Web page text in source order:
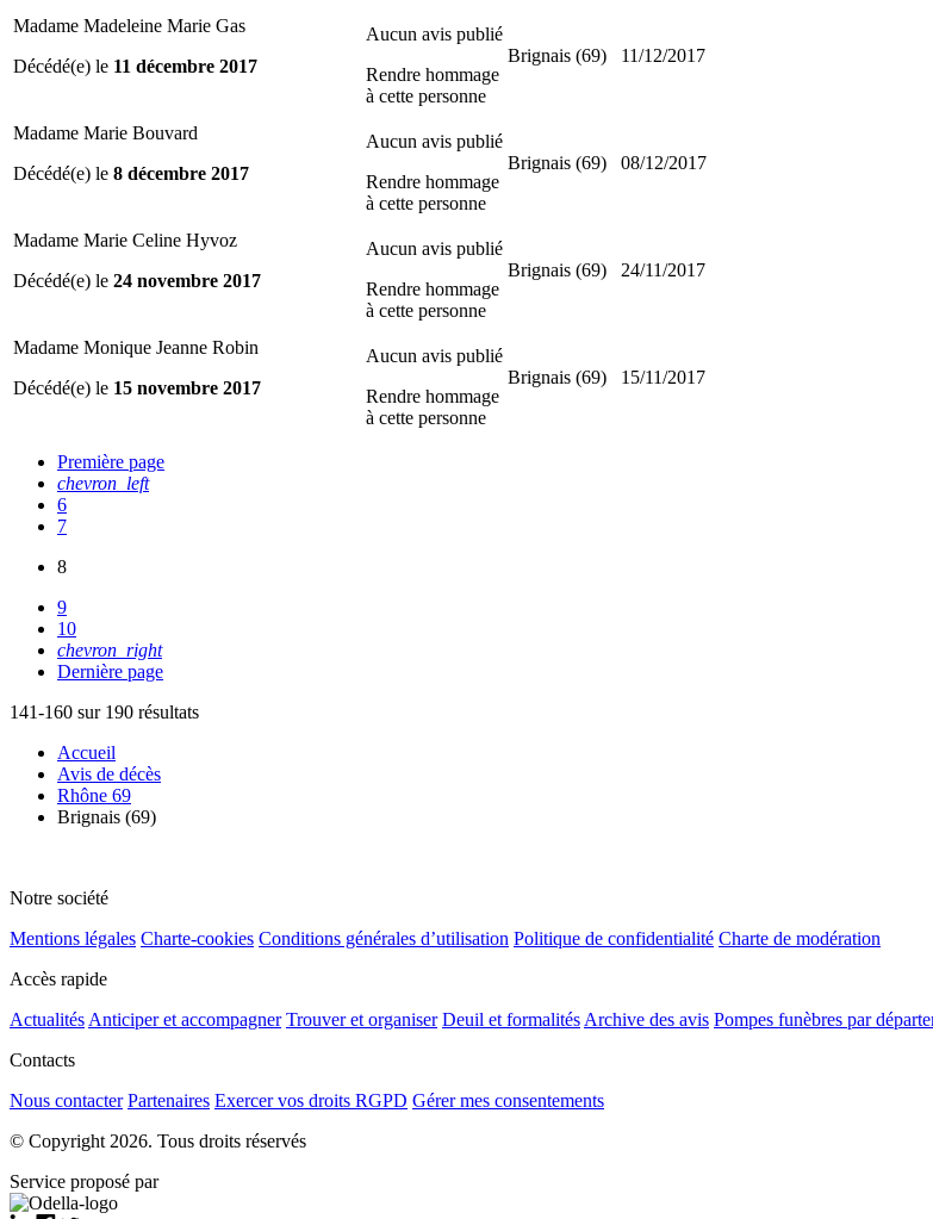
Madame Madeleine Marie Gas
Décédé(e) le 11 décembre 2017
Aucun avis publié
Rendre hommage
à cette personne
Brignais (69) 11/12/2017
Madame Marie Bouvard
Décédé(e) le 8 décembre 2017
Aucun avis publié
Rendre hommage
à cette personne
Brignais (69) 08/12/2017
Madame Marie Celine Hyvoz
Décédé(e) le 24 novembre 2017
Aucun avis publié
Rendre hommage
à cette personne
Brignais (69) 24/11/2017
Madame Monique Jeanne Robin
Décédé(e) le 15 novembre 2017
Aucun avis publié
Rendre hommage
à cette personne
Brignais (69) 15/11/2017
Première page
chevron_left
6
7
8
9
10
chevron_right
Dernière page
141-160 sur 190 résultats
Accueil
Avis de décès
Rhône 69
Brignais (69)
Notre société
Mentions légales Charte-cookies Conditions générales d’utilisation Politique de confidentialité Charte de modération
Accès rapide
Actualités Anticiper et accompagner Trouver et organiser Deuil et formalités Archive des avis Pompes funèbres par
Contacts
Nous contacter Partenaires Exercer vos droits RGPD Gérer mes consentements
© Copyright 2026. Tous droits réservés
Service proposé par